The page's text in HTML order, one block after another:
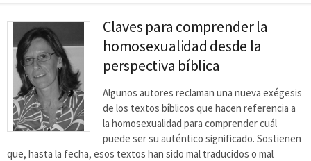
Claves para comprender la
homosexualidad desde la
perspectiva bíblica
Algunos autores reclaman una nueva exégesis
de los textos bíblicos que hacen referencia a
la homosexualidad para comprender cuál
puede ser su auténtico significado. Sostienen
que, hasta la fecha, esos textos han sido mal traducidos o mal